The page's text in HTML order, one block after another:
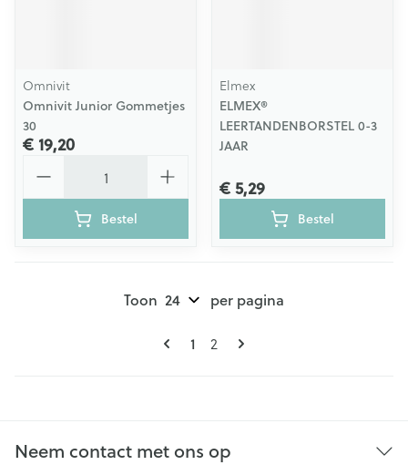
Omnivit
Omnivit Junior Gommetjes
30
€ 19,20
Bestel
Elmex
ELMEX®
LEERTANDENBORSTEL 0-3
JAAR
€ 5,29
Bestel
Pagina's
U lees momenteel pagina
1 Pagina
2
Toon per pagina
Neem contact met ons op